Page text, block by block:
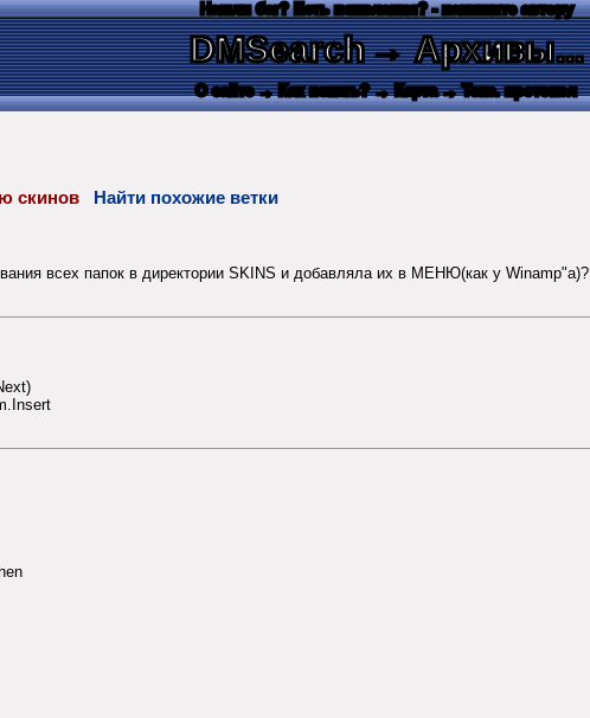
Нашли баг? Есть пожелания? - напишите автору
DMSearch→ Архивы...
О сайте → Как искать? → Карта → Текс. протокол
скинов Найти похожие ветки
всех папок в директории SKINS и добавляла их в МЕНЮ(как у Winamp"a)?